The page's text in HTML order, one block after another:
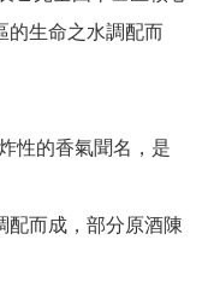
的生命之水調配而
性的香氣聞名，是
配而成，部分原酒陳